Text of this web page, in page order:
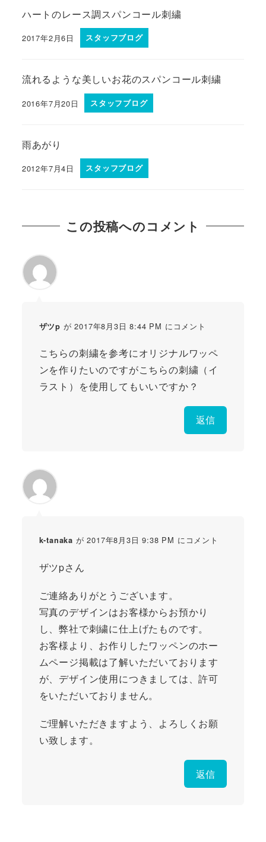
ハートのレース調スパンコール刺繍
2017年2月6日 スタッフブログ
流れるような美しいお花のスパンコール刺繍
2016年7月20日 スタッフブログ
雨あがり
2012年7月4日 スタッフブログ
この投稿へのコメント
ザツp が 2017年8月3日 8:44 PM にコメント
こちらの刺繍を参考にオリジナルワッペ
ンを作りたいのですがこちらの刺繍（イ
ラスト）を使用してもいいですか？
返信
k-tanaka が 2017年8月3日 9:38 PM にコメント
ザツpさん
ご連絡ありがとうございます。
写真のデザインはお客様からお預かり
し、弊社で刺繍に仕上げたものです。
お客様より、お作りしたワッペンのホー
ムページ掲載は了解いただいております
が、デザイン使用につきましては、許可
をいただいておりません。
ご理解いただきますよう、よろしくお願
い致します。
返信